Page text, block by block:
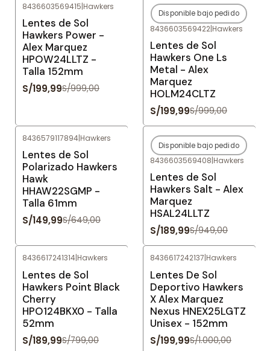
8436603569415|Hawkers
Lentes de Sol
Hawkers Power -
Alex Marquez
HPOW24LLTZ -
Talla 152mm
S/199,99S/999,00
-80%OFF
Agotado
Disponible bajo pedido
8436603569422|Hawkers
Lentes de Sol
Hawkers One Ls
Metal - Alex
Marquez
HOLM24CLTZ
S/199,99S/999,00
8436579117894|Hawkers
Lentes de Sol
Polarizado Hawkers
Hawk
HHAW22SGMP -
Talla 61mm
S/149,99S/649,00
-80%OFF
Agotado
Disponible bajo pedido
8436603569408|Hawkers
Lentes de Sol
Hawkers Salt - Alex
Marquez
HSAL24LLTZ
S/189,99S/949,00
8436617241314|Hawkers
Lentes de Sol
Hawkers Point Black
Cherry
HPO124BKX0 - Talla
52mm
S/189,99S/799,00
8436617242137|Hawkers
Lentes De Sol
Deportivo Hawkers
X Alex Marquez
Nexus HNEX25LGTZ
Unisex - 152mm
S/199,99S/1.000,00